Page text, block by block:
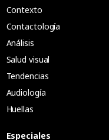
Contexto
Contactología
Análisis
Salud visual
Tendencias
Audiología
Huellas
Especiales